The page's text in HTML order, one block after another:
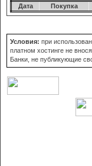
Дата Покупка
Условия: при
платном хостинге не
Банки, не публикующие